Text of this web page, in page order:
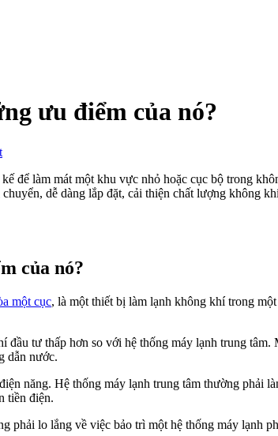
ưu điểm của nó?
on
lạnh
cục
những
ưu
của
để làm mát một khu vực nhỏ hoặc cục bộ trong
dễ dàng lắp đặt, cải thiện chất lượng không
của nó?
một cục, là một thiết bị làm lạnh không khí trong
tư thấp hơn so với hệ thống máy lạnh trung
dẫn nước.
năng. Hệ thống máy lạnh trung tâm thường phải
tiền điện.
phải lo lắng về việc bảo trì một hệ thống máy lạnh